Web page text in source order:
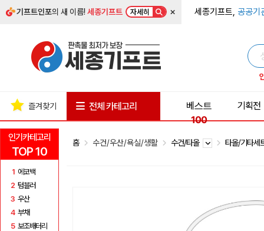
기프트인포의 새 이름!세종기프트 자세히 × 세종기프트, 공공기
인기카테고리
TOP 10
1 에코백
2 텀블러
3 우산
4 부채
5 보조배터리
즐겨찾기 전체 카테고리
베스트
100
기획전
홈 수건/우산/욕실/생활 수건/타올 타올/기타